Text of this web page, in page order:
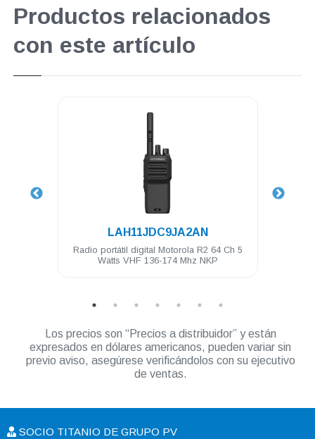
Productos relacionados
con este artículo
.
LAH11JDC9JA2AN
Radio portátil digital Motorola R2 64 Ch 5
Watts VHF 136-174 Mhz NKP
Los precios son “Precios a distribuidor” y están
expresados en dólares americanos, pueden variar sin
previo aviso, asegúrese verificándolos con su ejecutivo
de ventas.
SOCIO TITANIO DE GRUPO PV